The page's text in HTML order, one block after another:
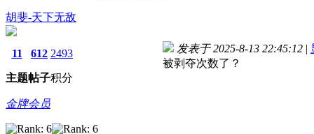
胡斐-天下无敌
11
主题
612
帖子
2493
积分
金牌会员
发表于 2025-8-13 22:45:12 |
被剥夺次数了？